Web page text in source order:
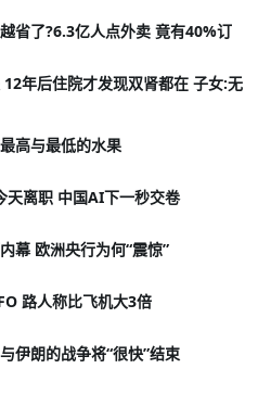
省了?6.3亿人点外卖 竟有40%订
年后住院才发现双肾都在 子女:无
高与最低的水果
天离职 中国AI下一秒交卷
幕 欧洲央行为何“震惊”
路人称比飞机大3倍
伊朗的战争将“很快”结束